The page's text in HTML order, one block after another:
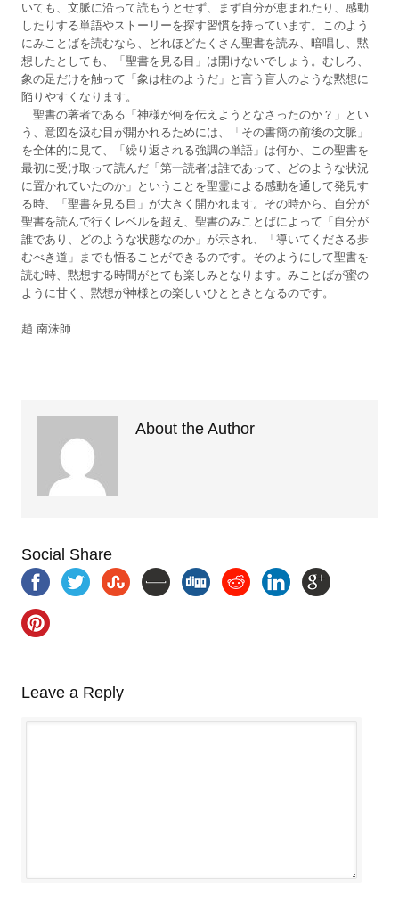
いても、文脈に沿って読もうとせず、まず自分が恵まれたり、感動
したりする単語やストーリーを探す習慣を持っています。このよう
にみことばを読むなら、どれほどたくさん聖書を読み、暗唱し、黙
想したとしても、「聖書を見る目」は開けないでしょう。むしろ、
象の足だけを触って「象は柱のようだ」と言う盲人のような黙想に
陥りやすくなります。
聖書の著者である「神様が何を伝えようとなさったのか？」とい
う、意図を汲む目が開かれるためには、「その書簡の前後の文脈」
を全体的に見て、「繰り返される強調の単語」は何か、この聖書を
最初に受け取って読んだ「第一読者は誰であって、どのような状況
に置かれていたのか」ということを聖霊による感動を通して発見す
る時、「聖書を見る目」が大きく開かれます。その時から、自分が
聖書を読んで行くレベルを超え、聖書のみことばによって「自分が
誰であり、どのような状態なのか」が示され、「導いてくださる歩
むべき道」までも悟ることができるのです。そのようにして聖書を
読む時、黙想する時間がとても楽しみとなります。みことばが蜜の
ように甘く、黙想が神様との楽しいひとときとなるのです。
趙 南洙師
About the Author
Social Share
Leave a Reply